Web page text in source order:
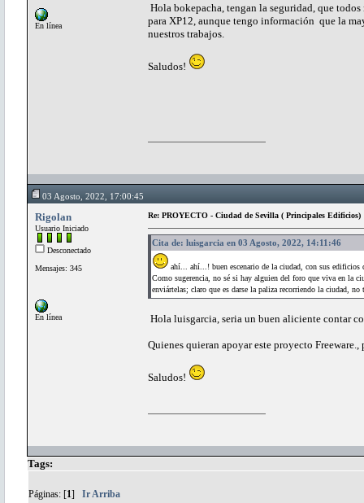
En línea
Hola bokepacha, tengan la seguridad, que
para XP12, aunque tengo información que la
nuestros trabajos.
Saludos!
03 Agosto, 2022, 17:00:45
Rigolan
Usuario Iniciado
Desconectado
Mensajes: 345
En línea
Re: PROYECTO - Ciudad de Sevilla ( Principales Edificios)
Cita de: luisgarcia en 03 Agosto, 2022, 14:11:46
ahí... ahí...! buen escenario de la ciudad, con sus edificios
Como sugerencia, no sé si hay alguien del foro que viva en la
enviártelas; claro que es darse la paliza recorriendo la ciudad,
Hola luisgarcia, seria un buen aliciente contar
Quienes quieran apoyar este proyecto
Saludos!
Tags:
Páginas: [1] Ir Arriba